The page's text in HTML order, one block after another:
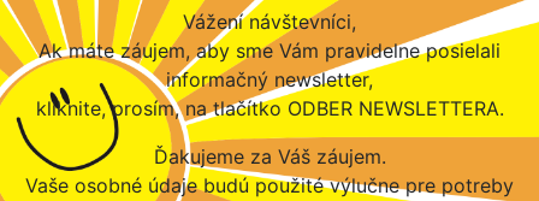
Vážení návštevníci,
Ak máte záujem, aby sme Vám pravidelne posielali
informačný newsletter,
kliknite, prosím, na tlačítko ODBER NEWSLETTERA.
Ďakujeme za Váš záujem.
Vaše osobné údaje budú použité výlučne pre potreby